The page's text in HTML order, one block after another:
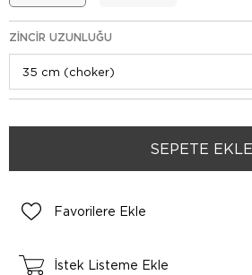
ZINCIR UZUNLUĞU
Favorilere Ekle
İstek Listeme Ekle